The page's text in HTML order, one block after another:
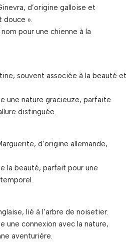
d’origine galloise et
douce ».
nom pour une chienne à la
souvent associée à la beauté et
une nature gracieuze, parfaite
distinguée.
d’origine allemande,
la beauté, parfait pour une
lié à l’arbre de noisetier.
une connexion avec la nature,
aventurière.